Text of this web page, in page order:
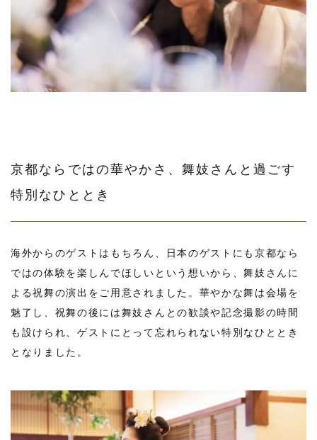
京都ならではの華やかさ、舞妓さんと過ごす
特別なひととき
海外からのゲストはもちろん、日本のゲストにも京都なら
ではの体験を楽しんでほしいという想いから、舞妓さんに
よる祝舞の演出をご用意されました。華やかな舞は会場を
魅了し、祝舞の後には舞妓さんとの歓談や記念撮影の時間
も設けられ、ゲストにとって忘れられない特別なひととき
となりました。